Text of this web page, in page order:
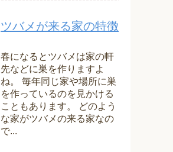
ツバメが来る家の特徴
春になるとツバメは家の軒
先などに巣を作りますよ
ね。 毎年同じ家や場所に巣
を作っているのを見かける
こともあります。 どのよう
な家がツバメの来る家なの
で...